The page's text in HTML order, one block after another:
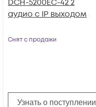
DCH-5200EC-42 2
аудио с IP выходом
Снят с продажи
Узнать о поступлении